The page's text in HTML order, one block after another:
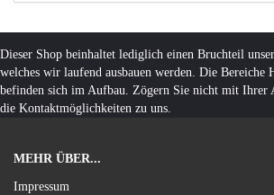
Dieser Shop beinhaltet lediglich einen Bruchteil
welches wir laufend ausbauen werden. Die Bereiche
befinden sich im Aufbau. Zögern Sie nicht mit Ihrer
die Kontaktmöglichkeiten zu uns.
MEHR ÜBER...
Impressum